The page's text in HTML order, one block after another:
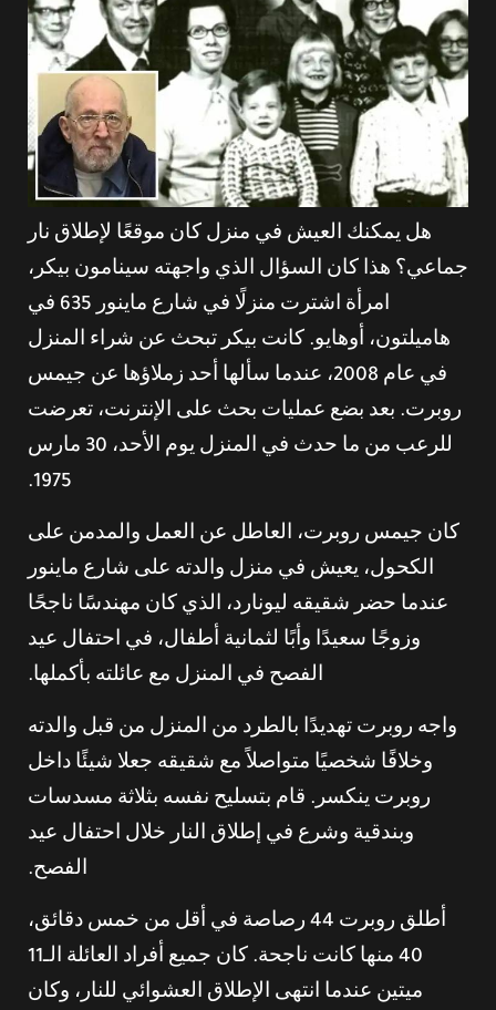
هل يمكنك العيش في منزل كان موقعًا لإطلاق نار
جماعي؟ هذا كان السؤال الذي واجهته سينامون بيكر،
امرأة اشترت منزلًا في شارع ماينور 635 في
هاميلتون، أوهايو. كانت بيكر تبحث عن شراء المنزل
في عام 2008، عندما سألها أحد زملاؤها عن جيمس
روبرت. بعد بضع عمليات بحث على الإنترنت، تعرضت
للرعب من ما حدث في المنزل يوم الأحد، 30 مارس
1975.
كان جيمس روبرت، العاطل عن العمل والمدمن على
الكحول، يعيش في منزل والدته على شارع ماينور
عندما حضر شقيقه ليونارد، الذي كان مهندسًا ناجحًا
وزوجًا سعيدًا وأبًا لثمانية أطفال، في احتفال عيد
الفصح في المنزل مع عائلته بأكملها.
واجه روبرت تهديدًا بالطرد من المنزل من قبل والدته
وخلافًا شخصيًا متواصلاً مع شقيقه جعلا شيئًا داخل
روبرت ينكسر. قام بتسليح نفسه بثلاثة مسدسات
وبندقية وشرع في إطلاق النار خلال احتفال عيد
الفصح.
أطلق روبرت 44 رصاصة في أقل من خمس دقائق،
40 منها كانت ناجحة. كان جميع أفراد العائلة الـ11
ميتين عندما انتهى الإطلاق العشوائي للنار، وكان